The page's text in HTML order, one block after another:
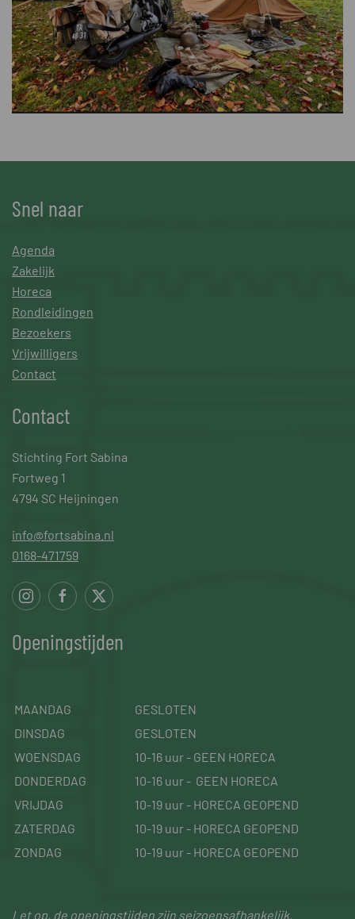
Snel naar
Agenda
Zakelijk
Horeca
Rondleidingen
Bezoekers
Vrijwilligers
Contact
Contact
Stichting Fort Sabina
Fortweg 1
4794 SC Heijningen
info@fortsabina.nl
0168-471759
Openingstijden
MAANDAG
GESLOTEN
DINSDAG
GESLOTEN
WOENSDAG
10-16 uur - GEEN HORECA
DONDERDAG
10-16 uur - GEEN HORECA
VRIJDAG
10-19 uur - HORECA GEOPEND
ZATERDAG
10-19 uur - HORECA GEOPEND
ZONDAG
10-19 uur - HORECA GEOPEND
Let op, de openingstijden zijn seizoensafhankelijk.